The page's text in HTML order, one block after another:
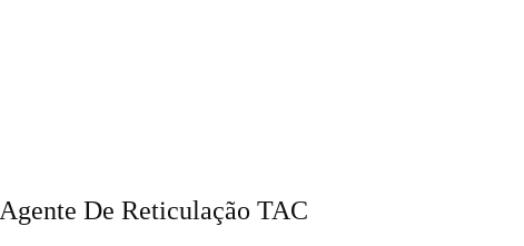
Agente De Reticulação TAC